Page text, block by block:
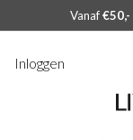
Vanaf€50,-
Inloggen